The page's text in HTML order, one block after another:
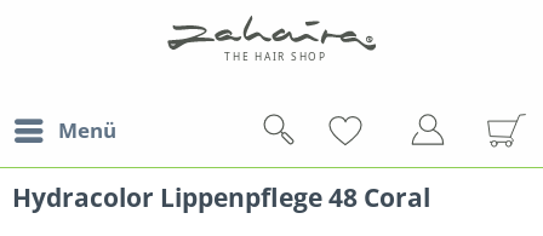
Menü
Hydracolor Lippenpflege 48 Coral